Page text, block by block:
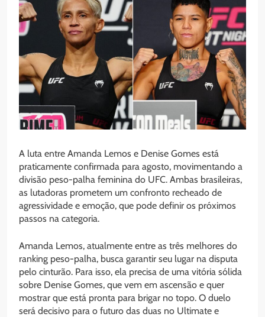
A luta entre Amanda Lemos e Denise Gomes está
praticamente confirmada para agosto, movimentando a
divisão peso-palha feminina do UFC. Ambas brasileiras,
as lutadoras prometem um confronto recheado de
agressividade e emoção, que pode definir os próximos
passos na categoria.
Amanda Lemos, atualmente entre as três melhores do
ranking peso-palha, busca garantir seu lugar na disputa
pelo cinturão. Para isso, ela precisa de uma vitória sólida
sobre Denise Gomes, que vem em ascensão e quer
mostrar que está pronta para brigar no topo. O duelo
será decisivo para o futuro das duas no Ultimate e